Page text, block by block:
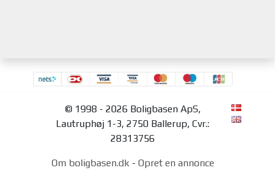
© 1998 - 2026 Boligbasen ApS,
Lautruphøj 1-3, 2750 Ballerup, Cvr.:
28313756
Om boligbasen.dk - Opret en annonce